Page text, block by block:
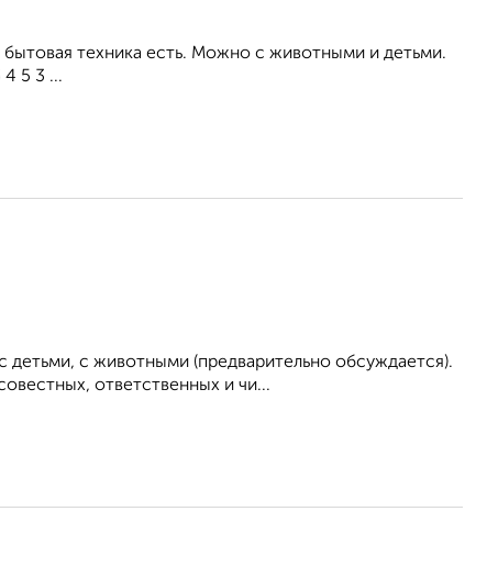
техника есть. Можно с животными и детьми.
4 5 3 ...
с животными (предварительно обсуждается).
ответственных и чи...